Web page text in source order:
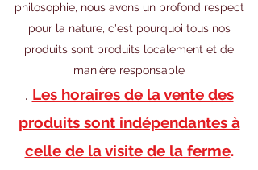
philosophie, nous avons un profond respect
pour la nature, c'est pourquoi tous nos
produits sont produits localement et de
manière responsable
. Les horaires de la vente des
produits sont indépendantes à
celle de la visite de la ferme.